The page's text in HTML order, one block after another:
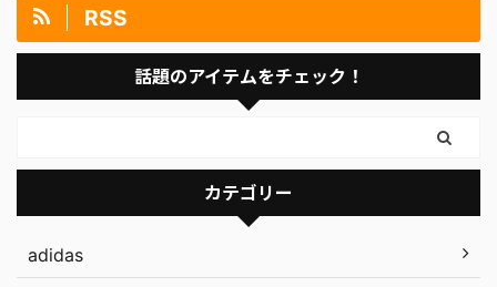
RSS
話題のアイテムをチェック！
カテゴリー
adidas